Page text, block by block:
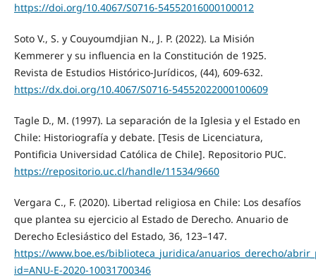
https://doi.org/10.4067/S0716-54552016000100012
Soto V., S. y Couyoumdjian N., J. P. (2022). La Misión
Kemmerer y su influencia en la Constitución de 1925.
Revista de Estudios Histórico-Jurídicos, (44), 609-632.
https://dx.doi.org/10.4067/S0716-54552022000100609
Tagle D., M. (1997). La separación de la Iglesia y el Estado en
Chile: Historiografía y debate. [Tesis de Licenciatura,
Pontificia Universidad Católica de Chile]. Repositorio PUC.
https://repositorio.uc.cl/handle/11534/9660
Vergara C., F. (2020). Libertad religiosa en Chile: Los desafíos
que plantea su ejercicio al Estado de Derecho. Anuario de
Derecho Eclesiástico del Estado, 36, 123–147.
https://www.boe.es/biblioteca_juridica/anuarios_derecho/
id=ANU-E-2020-10031700346